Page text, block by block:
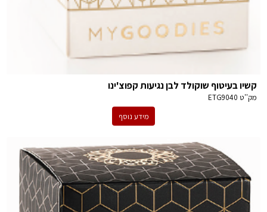
קשיו בעיטוף שוקולד לבן נגיעות קפוצ'ינו
מק''ט ETG9040
מידע נוסף